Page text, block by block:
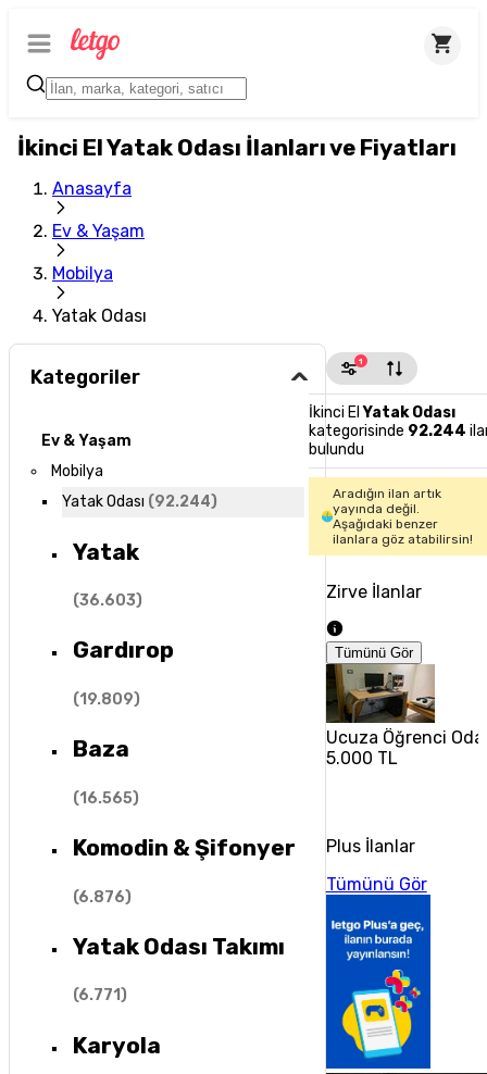
İkinci El Yatak Odası İlanları ve Fiyatları
Anasayfa
Ev & Yaşam
Mobilya
Yatak Odası
Kategoriler
Ev & Yaşam
Mobilya
Yatak Odası (92.244)
Yatak
(36.603)
Gardırop
(19.809)
Baza
(16.565)
Komodin & Şifonyer
(6.876)
Yatak Odası Takımı
(6.771)
Karyola
1
İkinci ElYatak Odası
kategorisinde 92.244
bulundu
Aradığın ilan artık
yayında değil.
Aşağıdaki benzer
ilanlara göz atabilirsin!
Zirve İlanlar
Tümünü Gör
Ucuza Öğrenci Oda
5.000 TL
Plus İlanlar
Tümünü Gör